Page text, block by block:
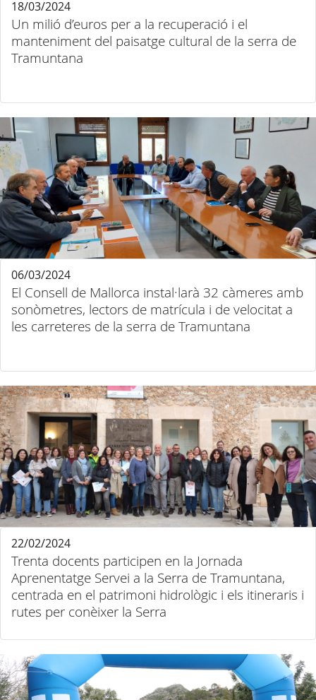
Un milió d’euros per a la recuperació i el
manteniment del paisatge cultural de la serra de
Tramuntana
18/03/2024
El Consell de Mallorca instal·larà 32 càmeres amb
sonòmetres, lectors de matrícula i de velocitat a
les carreteres de la serra de Tramuntana
06/03/2024
Trenta docents participen en la Jornada
Aprenentatge Servei a la Serra de Tramuntana,
centrada en el patrimoni hidrològic i els itineraris i
rutes per conèixer la Serra
22/02/2024